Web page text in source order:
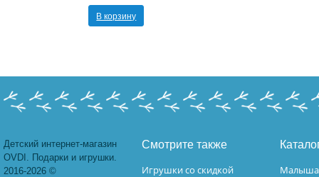
В корзину
Детский интернет-магазин
OVDI. Подарки и игрушки.
2016-2026 ©
Смотрите также
Игрушки со скидкой